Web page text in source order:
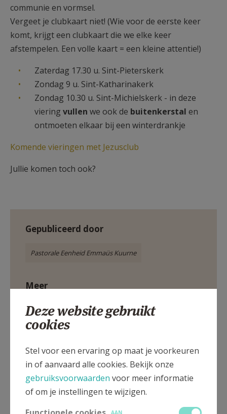
communie en vormsel.
Vergeet je clubkaart niet! (Wie voor de eerste keer
komt, krijgt een clubkaart die we elke keer
afstempelen. Een volle kaart = een kleine attentie!)
Zaterdag 17.30 u. Sint-Pieterskerk
Zondag 9 u. Sint-Katharinakerk
Zondag 10.30 u. Sint-Michielskerk - in deze
viering vullen we ook de buitenkerstal en
ontmoeten elkaar bij een winterdrankje
Komende vieringen met Jezusclub
Jullie komen toch ook?
Gepubliceerd door
Pastorale Eenheid Emmaüs Kuurne
Meer
Evenement
Deze website gebruikt
cookies
Stel voor een ervaring op maat je voorkeuren
in of aanvaard alle cookies. Bekijk onze
gebruiksvoorwaarden voor meer informatie
of om je instellingen te wijzigen.
AAN